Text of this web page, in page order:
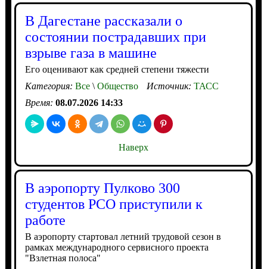
В Дагестане рассказали о
состоянии пострадавших при
взрыве газа в машине
Его оценивают как средней степени тяжести
Категория: Все\Общество Источник: ТАСС
Время: 08.07.2026 14:33
Наверх
В аэропорту Пулково 300
студентов РСО приступили к
работе
В аэропорту стартовал летний трудовой сезон в
рамках международного сервисного проекта
"Взлетная полоса"